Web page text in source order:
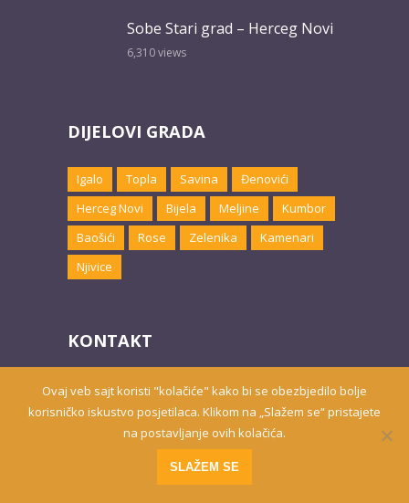
Sobe Stari grad – Herceg Novi
6,310views
DIJELOVI GRADA
Igalo Topla Savina
Đenovići
Herceg Novi
Bijela Meljine
Kumbor
Baošići
Rose Zelenika
Kamenari
Njivice
KONTAKT
Email:marketing@hnsmjestaj.com
Prisutni od 2010. godine | 2019 © Smještaj u Herceg Novom
Website developed byPRO ECO
Ovaj veb sajt koristi "kolačiće" kako bi se obezbjedilo bolje
korisničko iskustvo posjetilaca. Klikom na „Slažem se“ pristajete
na postavljanje ovih kolačića.
SLAŽEM SE